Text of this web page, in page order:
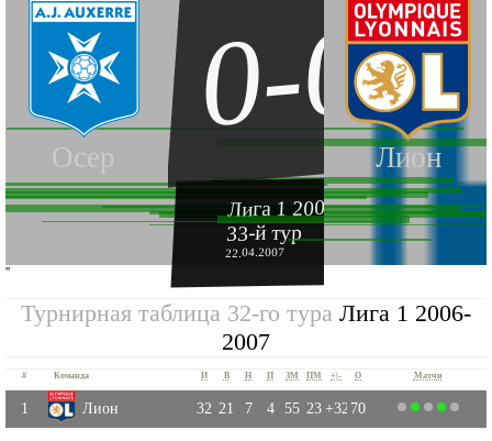
Осер Лион
0-0
Лига 1 2006-2007
33-й тур
22.04.2007
''
Турнирная таблица 32-го тура Лига 1 2006-
2007
# Команда И В Н П ЗМ ПМ +|- О Матчи
1 Лион 32 21 7 4 55 23+32 70